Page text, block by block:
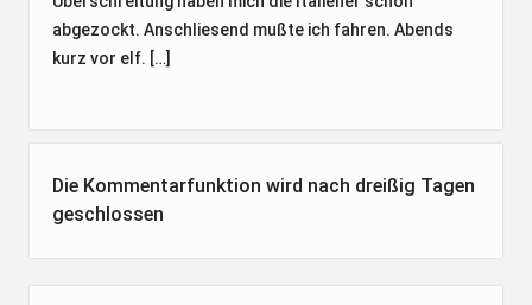
abgezockt. Anschliesend mußte ich fahren. Abends
kurz vor elf. […]
Die Kommentarfunktion wird nach dreißig Tagen
geschlossen